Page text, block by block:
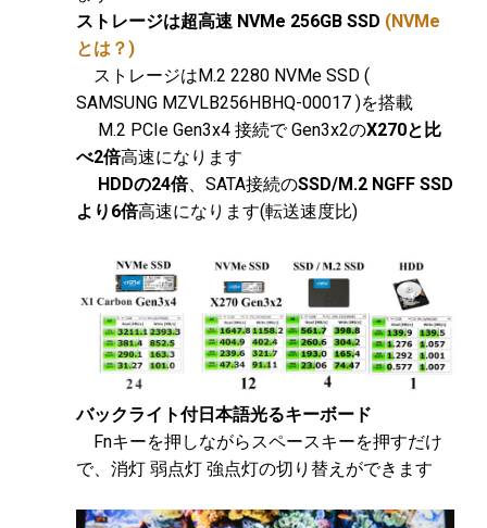
ストレージは超高速 NVMe 256GB SSD (NVMe
とは？)
ストレージはM.2 2280 NVMe SSD (
SAMSUNG MZVLB256HBHQ-00017 )を搭載
M.2 PCIe Gen3x4 接続で Gen3x2のX270と比
べ2倍高速になります
HDDの24倍、SATA接続のSSD/M.2 NGFF SSD
より6倍高速になります(転送速度比)
バックライト付日本語光るキーボード
Fnキーを押しながらスペースキーを押すだけ
で、消灯 弱点灯 強点灯の切り替えができます